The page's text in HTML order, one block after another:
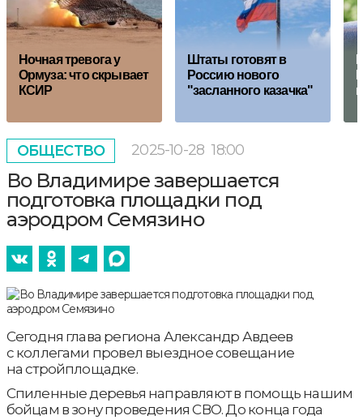
Ночная тревога у
Ормуза: что скрывает
КСИР
Штаты готовят в
Россию нового
"засланного казачка"
ОБЩЕСТВО 2025-10-28 18:00
Во Владимире завершается
подготовка площадки под
аэродром Семязино
Сегодня глава региона Александр Авдеев
с коллегами провел выездное совещание
на стройплощадке.
Спиленные деревья направляют в помощь нашим
бойцам в зону проведения СВО. До конца года